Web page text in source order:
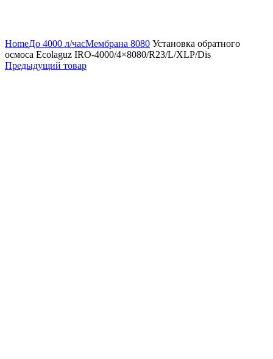
HomeДо 4000 л/часМембрана 8080 Установка обратного
осмоса Ecolaguz IRO-4000/4×8080/R23/L/XLP/Dis
Предыдущий товар